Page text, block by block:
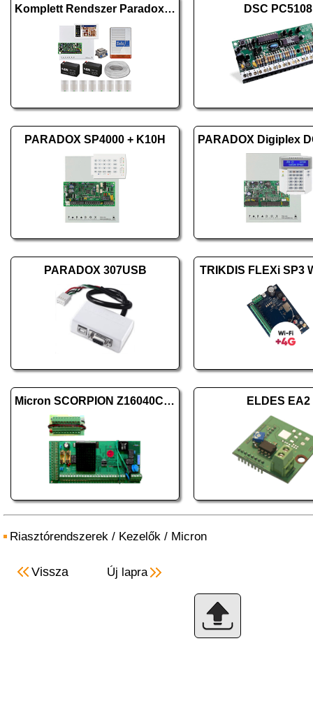
Komplett Rendszer Paradox SP4000 + TM70 (476) DSC PC5108
PARADOX SP4000 + K10H
PARADOX 307USB TRIKDIS FLEXi SP3
Micron SCORPION Z16040C panel ELDES EA2
Riasztórendszerek / Kezelők / Micron
Vissza Új lapra